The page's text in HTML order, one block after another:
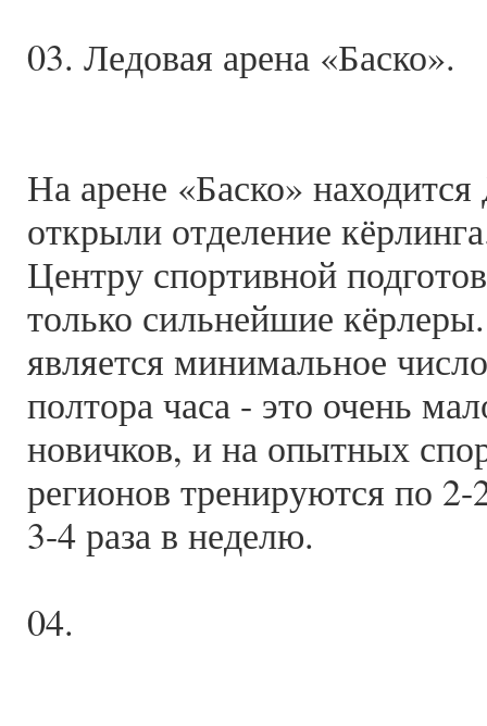
03. Ледовая арена «Баско».
На арене «Баско»
открыли отделение
Центру спортивной
только сильнейшие
является минимальное
полтора часа - это очень
новичков, и на опытных
регионов тренируются по
3-4 раза в неделю.
04.